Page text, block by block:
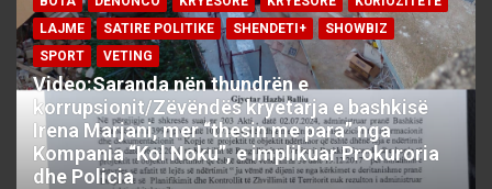
LAJME
SATIRE POLITIKE SHENDETI+
SHOWBIZ
SPORT
VETING
Video:Saranda nën thundrën e
korrupsionit/Zëvëndës kryetarja e bashkisë
Irena Marjani, mer “thesin me para” nga
Kompania “Kol Noku”, e implikuar Prokuroria
dhe Policia